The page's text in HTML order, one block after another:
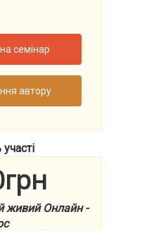
семінар
автору
участі
живий Онлайн -